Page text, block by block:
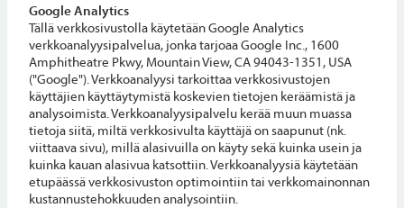
Google Analytics
Tällä verkkosivustolla käytetään Google Analytics
verkkoanalyysipalvelua, jonka tarjoaa Google Inc., 1600
Amphitheatre Pkwy, Mountain View, CA 94043-1351, USA
("Google"). Verkkoanalyysi tarkoittaa verkkosivustojen
käyttäjien käyttäytymistä koskevien tietojen keräämistä ja
analysoimista. Verkkoanalyysipalvelu kerää muun muassa
tietoja siitä, miltä verkkosivulta käyttäjä on saapunut (nk.
viittaava sivu), millä alasivuilla on käyty sekä kuinka usein ja
kuinka kauan alasivua katsottiin. Verkkoanalyysiä käytetään
etupäässä verkkosivuston optimointiin tai verkkomainonnan
kustannustehokkuuden analysointiin.